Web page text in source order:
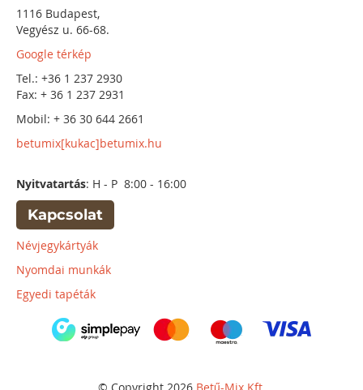
1116 Budapest,
Vegyész u. 66-68.
Google térkép
Tel.: +36 1 237 2930
Fax: + 36 1 237 2931
Mobil: + 36 30 644 2661
betumix[kukac]betumix.hu
Nyitvatartás: H - P 8:00 - 16:00
Kapcsolat
Névjegykártyák
Nyomdai munkák
Egyedi tapéták